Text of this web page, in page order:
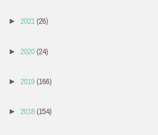
► 2021(26)
► 2020(24)
► 2019(166)
► 2018(154)